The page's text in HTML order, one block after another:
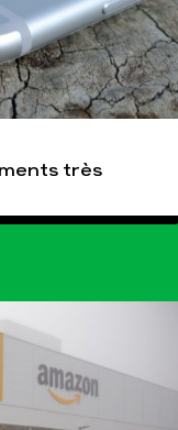
très